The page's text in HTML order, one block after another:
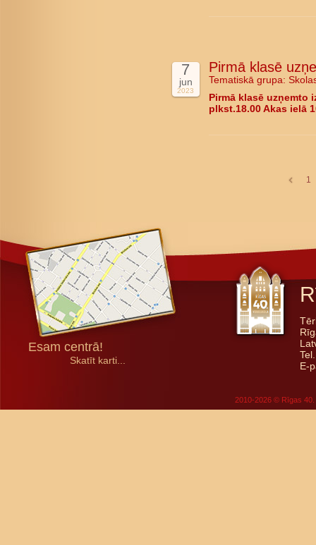
7
jun
2023
Pirmā klasē
Tematiskā grupa:
Pirmā klasē
plkst.18.00 Akas ielā
1
Esam centrā!
Skatīt karti...
E-
2010-2026 © Rīgas